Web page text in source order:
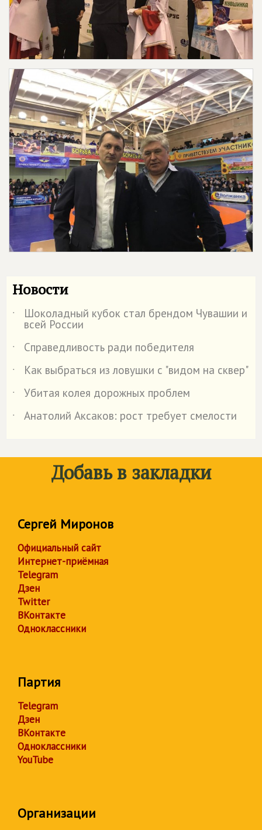
Новости
˙ Шоколадный кубок стал брендом Чувашии и
всей России
˙
Справедливость ради победителя
˙
Как выбраться из ловушки с "видом на сквер"
˙
Убитая колея дорожных проблем
˙
Анатолий Аксаков: рост требует смелости
Добавь в закладки
Сергей Миронов
Официальный сайт
Интернет-приёмная
Telegram
Дзен
Twitter
ВКонтакте
Одноклассники
Партия
Telegram
Дзен
ВКонтакте
Одноклассники
YouTube
Организации